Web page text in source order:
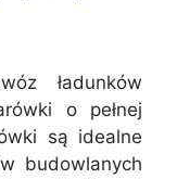
ładunków
o pełnej
są idealne
budowlanych